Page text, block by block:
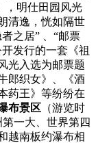
，明仕田园风光
清逸，恍如隔世
之居” 、“邮票
发行的一套《祖
光入选为邮票题
郎织女》、《酒
药王》等纷纷在
布景区 （游览时
一大、世界第四
越南板约瀑布相